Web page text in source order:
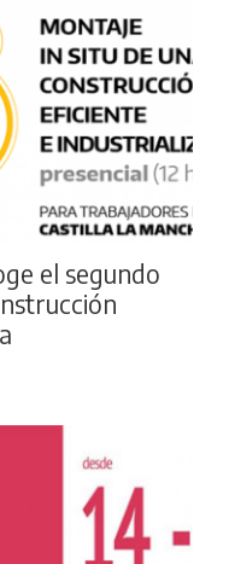
el segundo